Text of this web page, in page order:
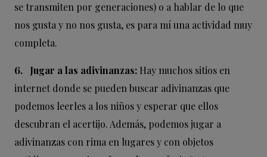
se transmiten por generaciones) o a hablar de lo que
nos gusta y no nos gusta, es para mí una actividad muy
completa.
6. Jugar a las adivinanzas: Hay muchos sitios en
internet donde se pueden buscar adivinanzas que
podemos leerles a los niños y esperar que ellos
descubran el acertijo. Además, podemos jugar a
adivinanzas con rima en lugares y con objetos